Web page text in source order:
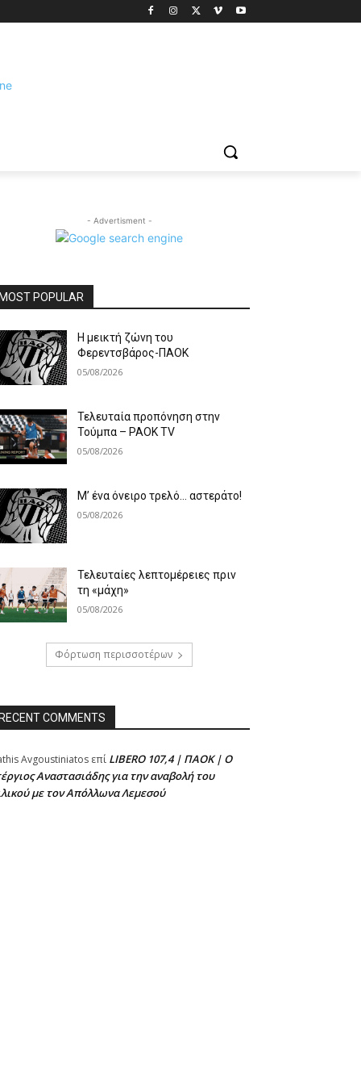
- Advertisment -
POPULAR
Η μεικτή ζώνη του
Φερεντσβάρος-ΠΑΟΚ
05/08/2026
Τελευταία προπόνηση στην
Τούμπα – PAOK TV
05/08/2026
Μ’ ένα όνειρο τρελό… αστεράτο!
05/08/2026
Τελευταίες λεπτομέρειες πριν
τη «μάχη»
05/08/2026
Φόρτωση περισσοτέρων
COMMENTS
Avgoustiniatos επί LIBERO 107,4 | ΠΑΟΚ | Ο
Αναστασιάδης για την αναβολή του
με τον Απόλλωνα Λεμεσού